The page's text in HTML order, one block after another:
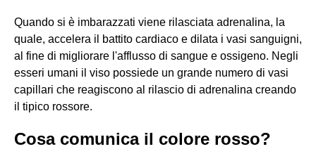
Quando si è imbarazzati viene rilasciata adrenalina, la
quale, accelera il battito cardiaco e dilata i vasi sanguigni,
al fine di migliorare l'afflusso di sangue e ossigeno. Negli
esseri umani il viso possiede un grande numero di vasi
capillari che reagiscono al rilascio di adrenalina creando
il tipico rossore.
Cosa comunica il colore rosso?